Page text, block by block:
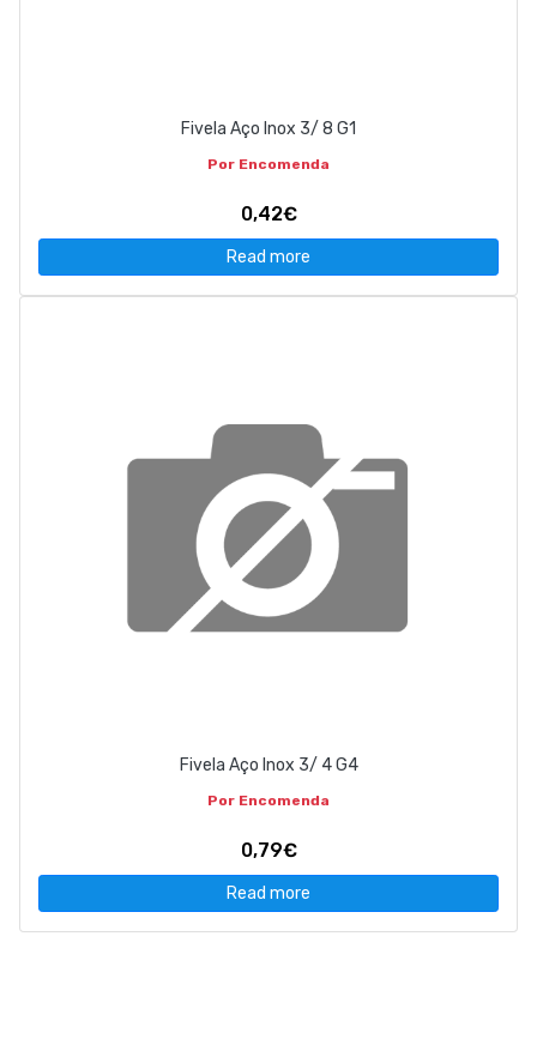
Fivela Aço Inox 3/ 8 G1
Por Encomenda
0,42€
Read more
Fivela Aço Inox 3/ 4 G4
Por Encomenda
0,79€
Read more